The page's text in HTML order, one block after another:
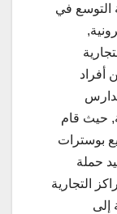
التوسع في
أفراد
حيث قام
بوسترات
حملة
التجارية
إلى